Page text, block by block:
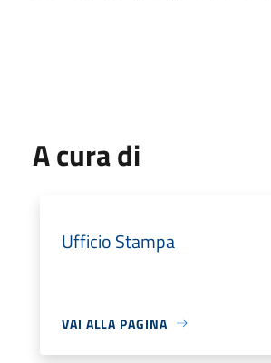
A cura di
Ufficio Stampa
VAI ALLA PAGINA